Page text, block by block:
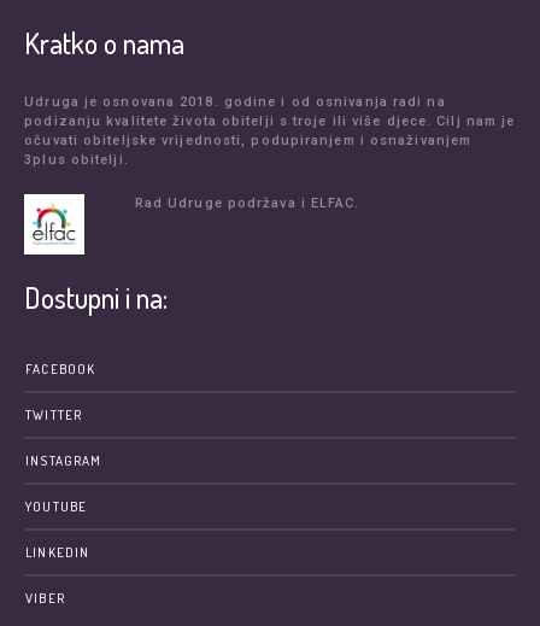
Kratko o nama
Udruga je osnovana 2018. godine i od osnivanja radi na
podizanju kvalitete života obitelji s troje ili više djece. Cilj nam je
očuvati obiteljske vrijednosti, podupiranjem i osnaživanjem
3plus obitelji.
Rad Udruge podržava i ELFAC.
Dostupni i na:
FACEBOOK
TWITTER
INSTAGRAM
YOUTUBE
LINKEDIN
VIBER